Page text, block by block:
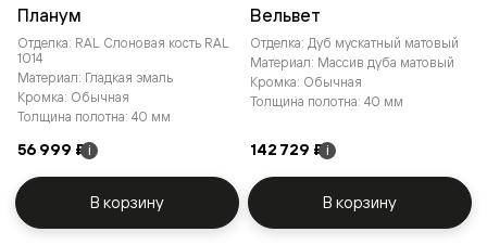
Планум
Отделка: RAL Слоновая кость RAL
1014
Материал: Гладкая эмаль
Кромка: Обычная
Толщина полотна: 40 мм
56 999 ₽ i
В корзину
Вельвет
Отделка: Дуб мускатный матовый
Материал: Массив дуба матовый
Кромка: Обычная
Толщина полотна: 40 мм
142 729 ₽ i
В корзину